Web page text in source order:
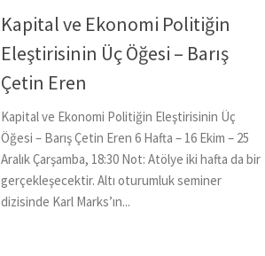
Kapital ve Ekonomi Politiğin
Eleştirisinin Üç Öğesi – Barış
Çetin Eren
Kapital ve Ekonomi Politiğin Eleştirisinin Üç
Öğesi – Barış Çetin Eren 6 Hafta – 16 Ekim – 25
Aralık Çarşamba, 18:30 Not: Atölye iki hafta da bir
gerçekleşecektir. Altı oturumluk seminer
dizisinde Karl Marks’ın...